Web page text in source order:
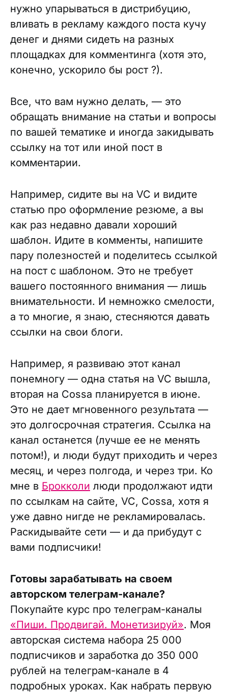
нужно упарываться в дистрибуцию,
вливать в рекламу каждого поста кучу
денег и днями сидеть на разных
площадках для комментинга (хотя это,
конечно, ускорило бы рост ?).
Все, что вам нужно делать, — это
обращать внимание на статьи и вопросы
по вашей тематике и иногда закидывать
ссылку на тот или иной пост в
комментарии.
Например, сидите вы на VC и видите
статью про оформление резюме, а вы
как раз недавно давали хороший
шаблон. Идите в комменты, напишите
пару полезностей и поделитесь ссылкой
на пост с шаблоном. Это не требует
вашего постоянного внимания — лишь
внимательности. И немножко смелости,
а то многие, я знаю, стесняются давать
ссылки на свои блоги.
Например, я развиваю этот канал
понемногу — одна статья на VC вышла,
вторая на Cossa планируется в июне.
Это не дает мгновенного результата —
это долгосрочная стратегия. Ссылка на
канал останется (лучше ее не менять
потом!), и люди будут приходить и через
месяц, и через полгода, и через три. Ко
мне в Брокколи люди продолжают идти
по ссылкам на сайте, VC, Cossa, хотя я
уже давно нигде не рекламировалась.
Раскидывайте сети — и да прибудут с
вами подписчики!
Готовы зарабатывать на своем
авторском телеграм-канале?
Покупайте курс про телеграм-каналы
«Пиши. Продвигай. Монетизируй». Моя
авторская система набора 25 000
подписчиков и заработка до 350 000
рублей на телеграм-канале в 4
подробных уроках. Как набрать первую